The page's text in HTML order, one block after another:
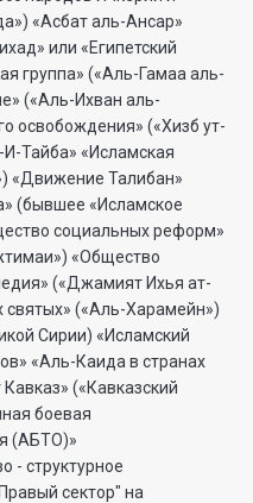
«Асбат аль-Ансар»
или «Египетский
группа» («Аль-Гамаа аль-
(«Аль-Ихван аль-
освобождения» («Хизб ут-
Тайба» «Исламская
«Движение Талибан»
(бывшее «Исламское
социальных реформ»
«Общество
(«Джамият Ихья ат-
(«Аль-Харамейн»)
Сирии) «Исламский
«Аль-Каида в странах
(«Кавказский
боевая
(АБТО)»
- структурное
сектор" на